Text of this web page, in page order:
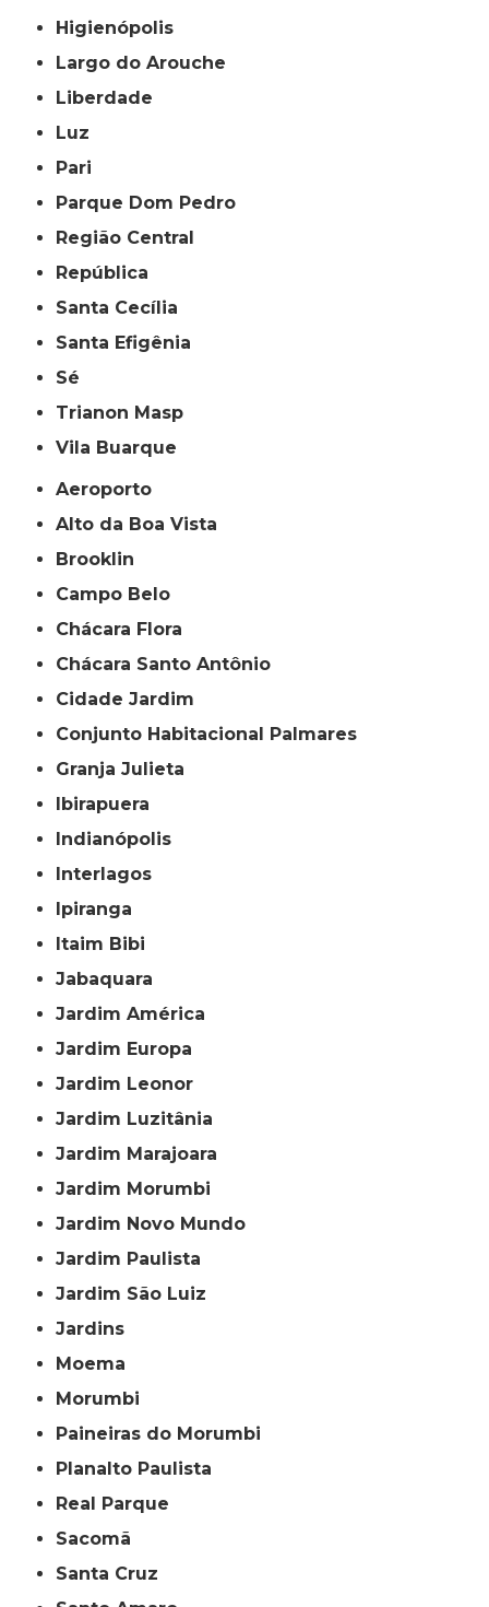
Higienópolis
Largo do Arouche
Liberdade
Luz
Pari
Parque Dom Pedro
Região Central
República
Santa Cecília
Santa Efigênia
Sé
Trianon Masp
Vila Buarque
Aeroporto
Alto da Boa Vista
Brooklin
Campo Belo
Chácara Flora
Chácara Santo Antônio
Cidade Jardim
Conjunto Habitacional Palmares
Granja Julieta
Ibirapuera
Indianópolis
Interlagos
Ipiranga
Itaim Bibi
Jabaquara
Jardim América
Jardim Europa
Jardim Leonor
Jardim Luzitânia
Jardim Marajoara
Jardim Morumbi
Jardim Novo Mundo
Jardim Paulista
Jardim São Luiz
Jardins
Moema
Morumbi
Paineiras do Morumbi
Planalto Paulista
Real Parque
Sacomã
Santa Cruz